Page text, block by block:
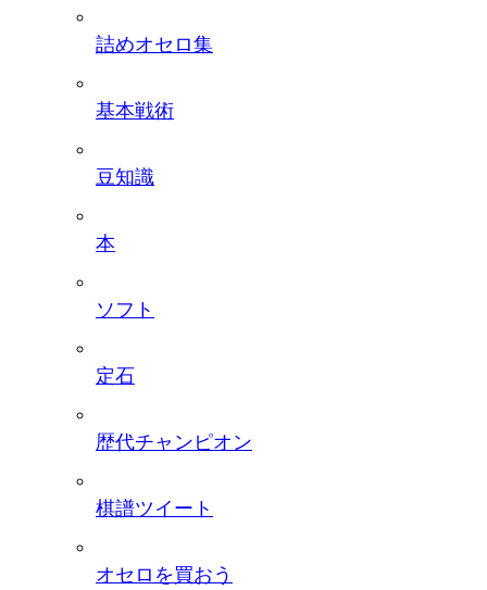
詰めオセロ集
基本戦術
豆知識
本
ソフト
定石
歴代チャンピオン
棋譜ツイート
オセロを買おう